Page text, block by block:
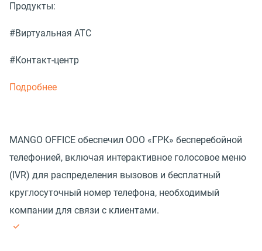
Продукты:
#Виртуальная АТС
#Контакт-центр
Подробнее
MANGO OFFICE обеспечил ООО «ГРК» бесперебойной
телефонией, включая интерактивное голосовое меню
(IVR) для распределения вызовов и бесплатный
круглосуточный номер телефона, необходимый
компании для связи с клиентами.